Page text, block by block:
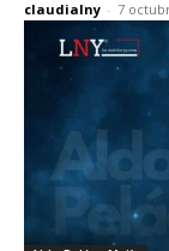
claudialny - 7